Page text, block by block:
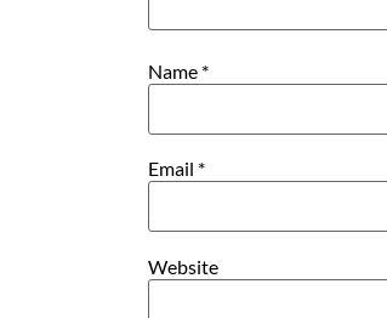
Name *
Email *
Website